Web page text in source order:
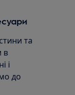
та
в
і
до